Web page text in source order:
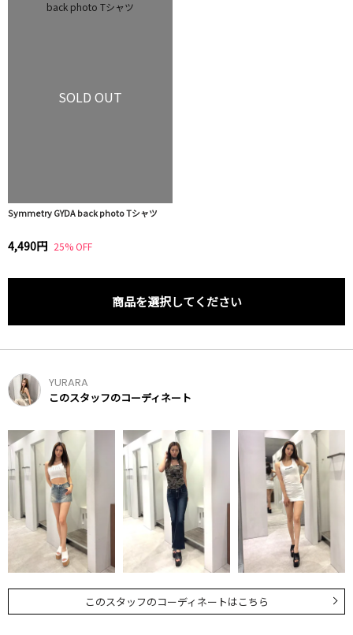
SOLD OUT
Symmetry GYDA back photo Tシャツ
4,490円 25% OFF
商品を選択してください
YURARA
このスタッフのコーディネート
このスタッフのコーディネートはこちら